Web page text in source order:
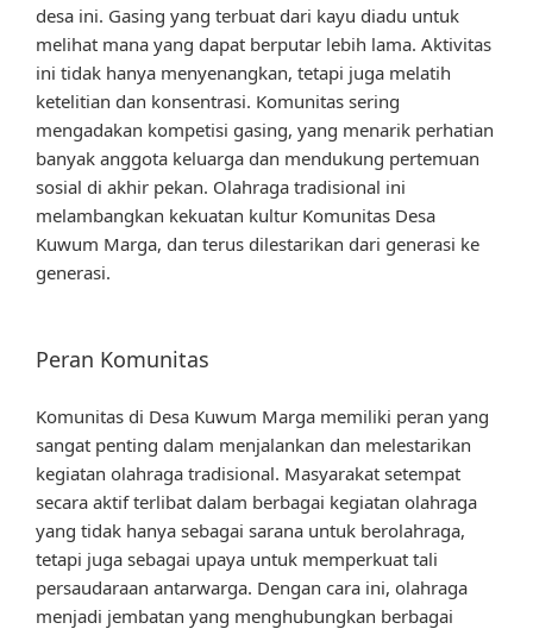
desa ini. Gasing yang terbuat dari kayu diadu untuk
melihat mana yang dapat berputar lebih lama. Aktivitas
ini tidak hanya menyenangkan, tetapi juga melatih
ketelitian dan konsentrasi. Komunitas sering
mengadakan kompetisi gasing, yang menarik perhatian
banyak anggota keluarga dan mendukung pertemuan
sosial di akhir pekan. Olahraga tradisional ini
melambangkan kekuatan kultur Komunitas Desa
Kuwum Marga, dan terus dilestarikan dari generasi ke
generasi.
Peran Komunitas
Komunitas di Desa Kuwum Marga memiliki peran yang
sangat penting dalam menjalankan dan melestarikan
kegiatan olahraga tradisional. Masyarakat setempat
secara aktif terlibat dalam berbagai kegiatan olahraga
yang tidak hanya sebagai sarana untuk berolahraga,
tetapi juga sebagai upaya untuk memperkuat tali
persaudaraan antarwarga. Dengan cara ini, olahraga
menjadi jembatan yang menghubungkan berbagai